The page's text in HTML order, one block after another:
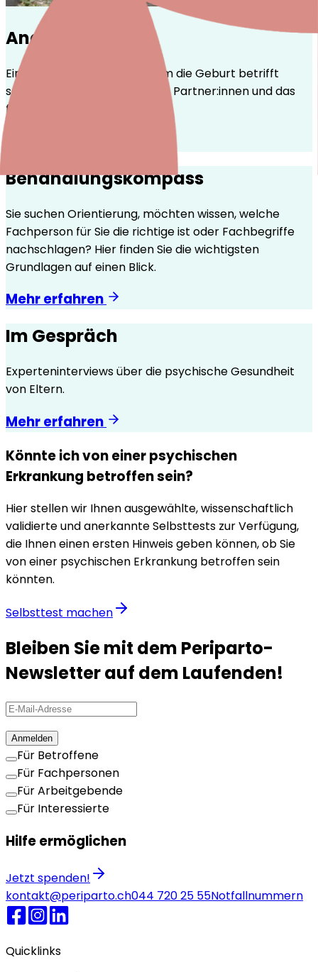
Angehörige
Eine psychische Krise rund um die Geburt betrifft
selten nur eine Person – auch Partner:innen und das
familiäre Umfeld tragen mit.
Behandlungskompass
Sie suchen Orientierung, möchten wissen, welche
Fachperson für Sie die richtige ist oder Fachbegriffe
nachschlagen? Hier finden Sie die wichtigsten
Grundlagen auf einen Blick.
Mehr erfahren
Im Gespräch
Experteninterviews über die psychische Gesundheit
von Eltern.
Mehr erfahren
Könnte ich von einer psychischen
Erkrankung betroffen sein?
Hier stellen wir Ihnen ausgewählte, wissenschaftlich
validierte und anerkannte Selbsttests zur Verfügung,
die Ihnen einen ersten Hinweis geben können, ob Sie
von einer psychischen Erkrankung betroffen sein
könnten.
Selbsttest machen
Bleiben Sie mit dem Periparto-
Newsletter auf dem Laufenden!
Anmelden
Für Betroffene
Für Fachpersonen
Für Arbeitgebende
Für Interessierte
Hilfe ermöglichen
Jetzt spenden!
kontakt@periparto.ch044 720 25 55Notfallnummern
Quicklinks